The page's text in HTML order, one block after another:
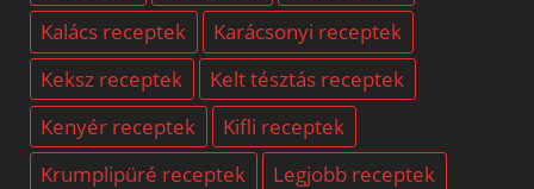
Kalács receptek
Karácsonyi receptek
Keksz receptek
Kelt tésztás receptek
Kenyér receptek
Kifli receptek
Krumplipüré receptek
Legjobb receptek